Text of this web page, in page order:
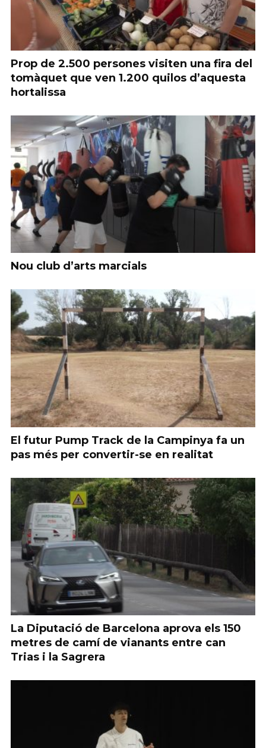
Prop de 2.500 persones visiten una fira del
tomàquet que ven 1.200 quilos d’aquesta
hortalissa
Nou club d’arts marcials
El futur Pump Track de la Campinya fa un
pas més per convertir-se en realitat
La Diputació de Barcelona aprova els 150
metres de camí de vianants entre can
Trias i la Sagrera